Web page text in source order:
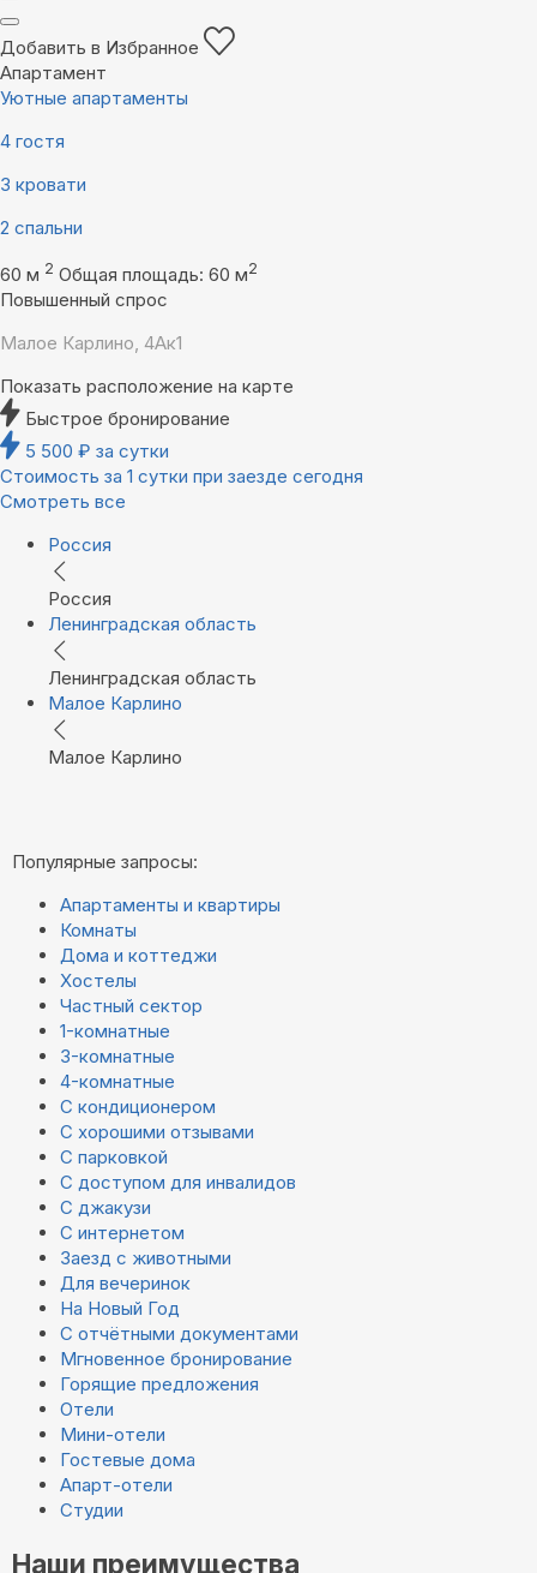
Добавить в Избранное
Апартамент
Уютные апартаменты
4 гостя
3 кровати
2 спальни
60 м 2 Общая площадь: 60 м2
Повышенный спрос
Малое Карлино, 4Ак1
Показать расположение на карте
Быстрое бронирование
5 500 ₽ за сутки
Стоимость за 1 сутки при заезде сегодня
Смотреть все
Россия
Россия
Ленинградская область
Ленинградская область
Малое Карлино
Малое Карлино
Популярные запросы:
Апартаменты и квартиры
Комнаты
Дома и коттеджи
Хостелы
Частный сектор
1-комнатные
3-комнатные
4-комнатные
С кондиционером
С хорошими отзывами
С парковкой
С доступом для инвалидов
С джакузи
С интернетом
Заезд с животными
Для вечеринок
На Новый Год
С отчётными документами
Мгновенное бронирование
Горящие предложения
Отели
Мини-отели
Гостевые дома
Апарт-отели
Студии
Наши преимущества